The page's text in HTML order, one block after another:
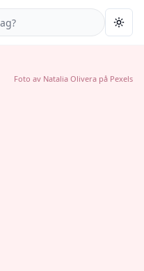
Foto av Natalia Olivera på Pexels